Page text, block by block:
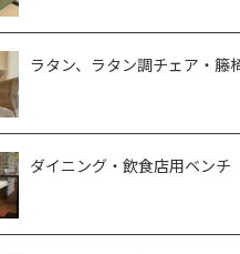
ラタン、ラタン調チェア・籐
ダイニング・飲食店用ベンチ